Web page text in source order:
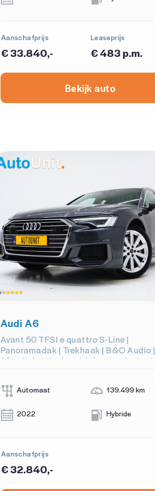
Aanschafprijs
€ 33.840,-
Leaseprijs
€ 483 p.m.
Bekijk auto
Audi A6
Avant 50 TFSI e quattro S-Line |
Panoramadak | Trekhaak | B&O Audio |
Sfeerlicht | Keyless | Adaptive Cruise |
Automaat 139.499 km
2022 Hybride
Aanschafprijs
€ 32.840,-